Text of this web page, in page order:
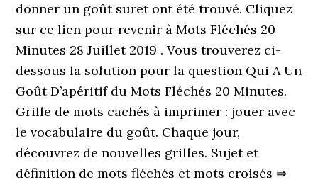
donner un goût suret ont été trouvé. Cliquez
sur ce lien pour revenir à Mots Fléchés 20
Minutes 28 Juillet 2019 . Vous trouverez ci-
dessous la solution pour la question Qui A Un
Goût D’apéritif du Mots Fléchés 20 Minutes.
Grille de mots cachés à imprimer : jouer avec
le vocabulaire du goût. Chaque jour,
découvrez de nouvelles grilles. Sujet et
définition de mots fléchés et mots croisés ⇒